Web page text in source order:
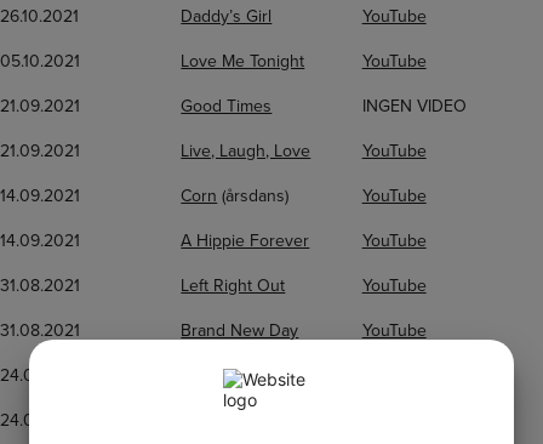
26.10.2021
Daddy’s Girl
YouTube
05.10.2021
Love Me Tonight
YouTube
21.09.2021
Good Times
INGEN VIDEO
21.09.2021
Live, Laugh, Love
YouTube
14.09.2021
Corn (årsdans)
YouTube
14.09.2021
A Hippie Forever
YouTube
31.08.2021
Left Right Out
YouTube
31.08.2021
Brand New Day
YouTube
24.08.2021
Tequila Sundown
24.08.2021